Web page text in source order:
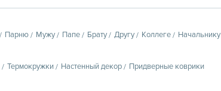
Парню Мужу Папе Брату Другу Коллеге Начальнику
Термокружки Настенный декор Придверные коврики